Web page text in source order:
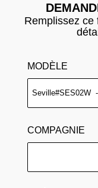
Remplissez ce
MODÈLE
COMPAGNIE